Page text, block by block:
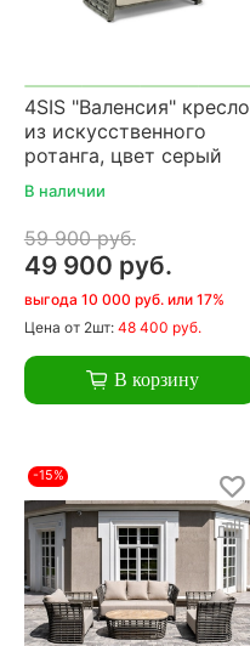
4SIS "Валенсия" кресло
из искусственного
ротанга, цвет серый
В наличии
59 900 руб.
49 900 руб.
выгода 10 000 руб. или 17%
Цена от 2шт: 48 400 руб.
В корзину
-15%